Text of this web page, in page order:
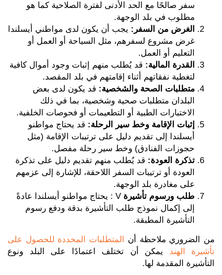
سفر صالحًا مع الحد الأدنى لفترة الصلاحية كما هو
مطلوب في بلد الوجهة.
الغرض من السفر: يجب أن يكون لدى مواطني أيسلندا
غرض مشروع لسفرهم، مثل السياحة أو العمل أو
التعليم أو العمل.
القدرة المالية: قد يُطلب منهم إثبات وجود أموال كافية
لتغطية نفقاتهم أثناء إقامتهم في بلد المقصد.
متطلبات الصحة والشخصية: قد يكون لدى بعض
البلدان متطلبات صحية وشخصية، بما في ذلك
الاختبارات الطبية أو التطعيمات أو فحوصات الخلفية.
إثبات الإقامة وخط سير الرحلة: قد يحتاج مواطنو
أيسلندا إلى تقديم دليل على ترتيبات الإقامة (مثل
حجوزات الفنادق) وخط سير رحلة مفصل.
تذكرة العودة: قد يُطلب منهم تقديم دليل على تذكرة
العودة أو ترتيبات السفر اللاحقة، للإشارة إلى عزمهم
على مغادرة بلد الوجهة.
طلب ورسوم تأشيرة
V : يحتاج مواطنو أيسلندا عادةً
إلى إكمال نموذج طلب التأشيرة بدقة ودفع رسوم
التأشيرة المطبقة.
من الضروري ملاحظة أن
المتطلبات المحددة للحصول على
تأشيرة الهند يمكن أن تختلف اعتمادًا على البلد ونوع
التأشيرة المقدمة لها.